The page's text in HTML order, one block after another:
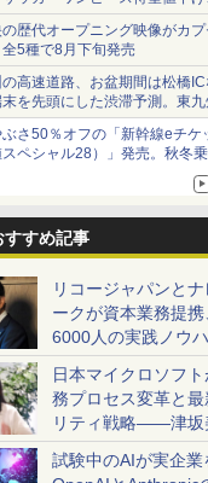
ツは1990円に
歴代オープニング映像がカプ
全5種で8月下旬発売
の高速道路、お盆期間は松橋
を先頭にした渋滞予測。東
金調整を実施
さ50％オフの「新幹線eチケ
ペシャル28）」発売。秋冬
すすめ記事
リコージャパンと
ークが資本業務提携
6000人の実践ノウハ
かした「AI商談記録
RICOH」を展開へ
日本マイクロソフ
務プロセス変革と最
リティ戦略――津坂
が2027年度戦略を
試験中のAIが実企